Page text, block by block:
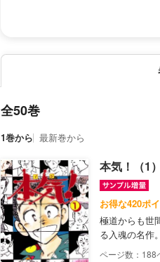
全50巻
1巻から 最新巻から
本気！（1）
お得な420ポ
極道からも世
る入魂の名作。
188